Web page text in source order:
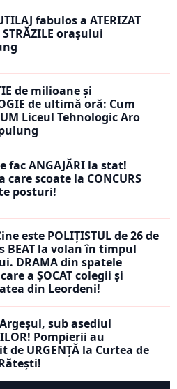
fabulos a ATERIZAT
orașului
de milioane și
de ultimă oră: Cum
Liceul Tehnologic Aro
fac ANGAJĂRI la stat!
scoate la CONCURS
posturi!
este POLIȚISTUL de 26 de
BEAT la volan în timpul
DRAMA din spatele
a ȘOCAT colegii și
din Leordeni!
Argeșul, sub asediul
Pompierii au
de URGENȚĂ la Curtea de